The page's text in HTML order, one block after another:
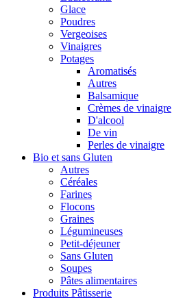
Glace
Poudres
Vergeoises
Vinaigres
Potages
Aromatisés
Autres
Balsamique
Crèmes de vinaigre
D'alcool
De vin
Perles de vinaigre
Bio et sans Gluten
Autres
Céréales
Farines
Flocons
Graines
Légumineuses
Petit-déjeuner
Sans Gluten
Soupes
Pâtes alimentaires
Produits Pâtisserie